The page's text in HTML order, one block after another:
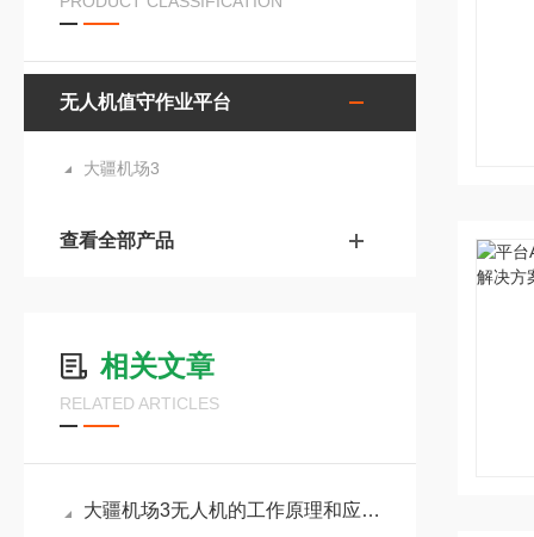
无人机值守作业平台
大疆机场3
查看全部产品
相关文章
RELATED ARTICLES
大疆机场3无人机的工作原理和应用领域